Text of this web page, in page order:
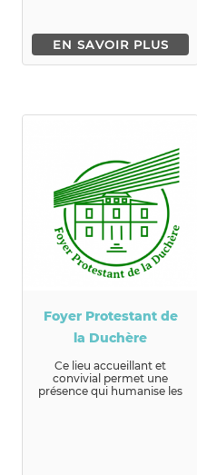
EN SAVOIR PLUS
Foyer Protestant de
la Duchère
Ce lieu accueillant et
convivial permet une
présence qui humanise les